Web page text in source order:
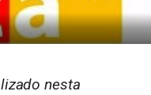
nesta